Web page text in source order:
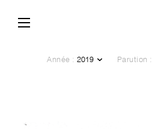
Année : Parution :